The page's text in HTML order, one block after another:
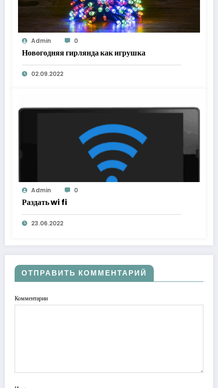
Admin 0
Новогодняя гирлянда как игрушка
02.09.2022
Admin 0
Раздать wi fi
23.06.2022
ОТПРАВИТЬ КОММЕНТАРИЙ
Комментарии